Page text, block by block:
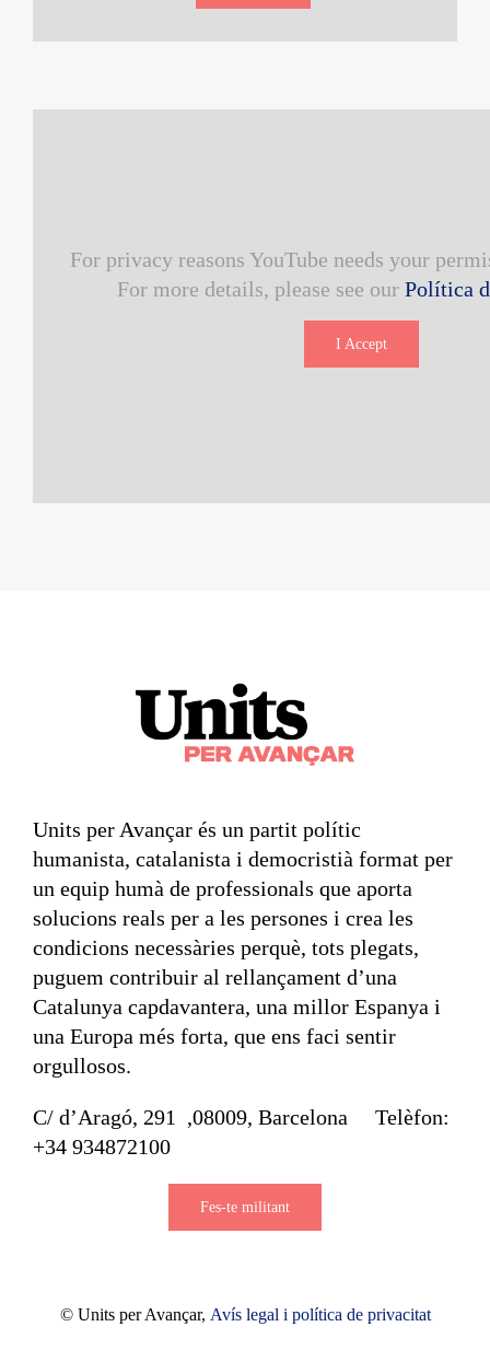
For privacy reasons YouTube needs your
For more details, please see our Política
I Accept
Units per Avançar és un partit polític
humanista, catalanista i democristià format per
un equip humà de professionals que aporta
solucions reals per a les persones i crea les
condicions necessàries perquè, tots plegats,
puguem contribuir al rellançament d’una
Catalunya capdavantera, una millor Espanya i
una Europa més forta, que ens faci sentir
orgullosos.
C/ d’Aragó, 291 ,08009, Barcelona Telèfon:
+34 934872100
Fes-te militant
© Units per Avançar, Avís legal i política de privacitat